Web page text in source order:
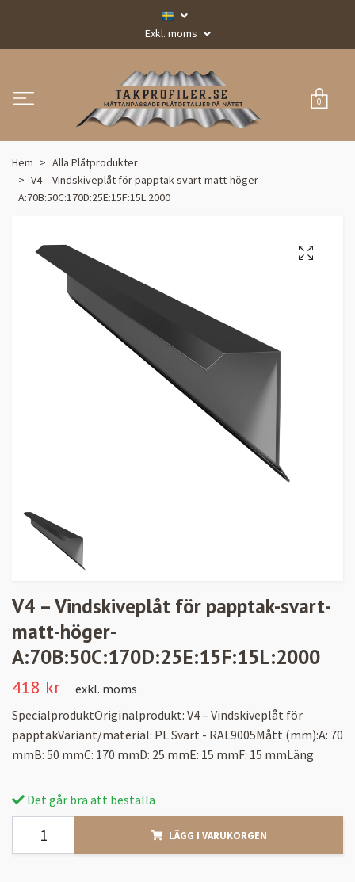
Exkl. moms
0
Hem
Alla Plåtprodukter
V4 – Vindskiveplåt för papptak-svart-matt-höger-
A:70B:50C:170D:25E:15F:15L:2000
V4 – Vindskiveplåt för papptak-svart-
matt-höger-
A:70B:50C:170D:25E:15F:15L:2000
418 kr
exkl. moms
SpecialproduktOriginalprodukt: V4 – Vindskiveplåt för
papptakVariant/material: PL Svart - RAL9005Mått (mm):A: 70
mmB: 50 mmC: 170 mmD: 25 mmE: 15 mmF: 15 mmLäng
Det går bra att beställa
LÄGG I VARUKORGEN